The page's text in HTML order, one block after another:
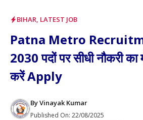
BIHAR, LATEST JOB
Patna Metro
2030 पदों पर सीधी नौकरी
करें Apply
ByVinayak Kumar
Published On: 22/08/2025